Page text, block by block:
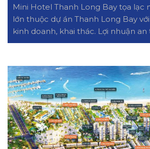
Mini Hotel Thanh Long Bay tọa lạc
lớn thuộc dự án Thanh Long Bay
kinh doanh, khai thác. Lợi nhuận an